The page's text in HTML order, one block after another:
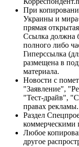
При
Украины и
прямая
Ссылка должна
полного либо
Гиперссылка
размещена в
материала.
Новости с
"Заявление",
"Тест-драйв",
правах рекламы.
Раздел
коммерческими
Любое
другое